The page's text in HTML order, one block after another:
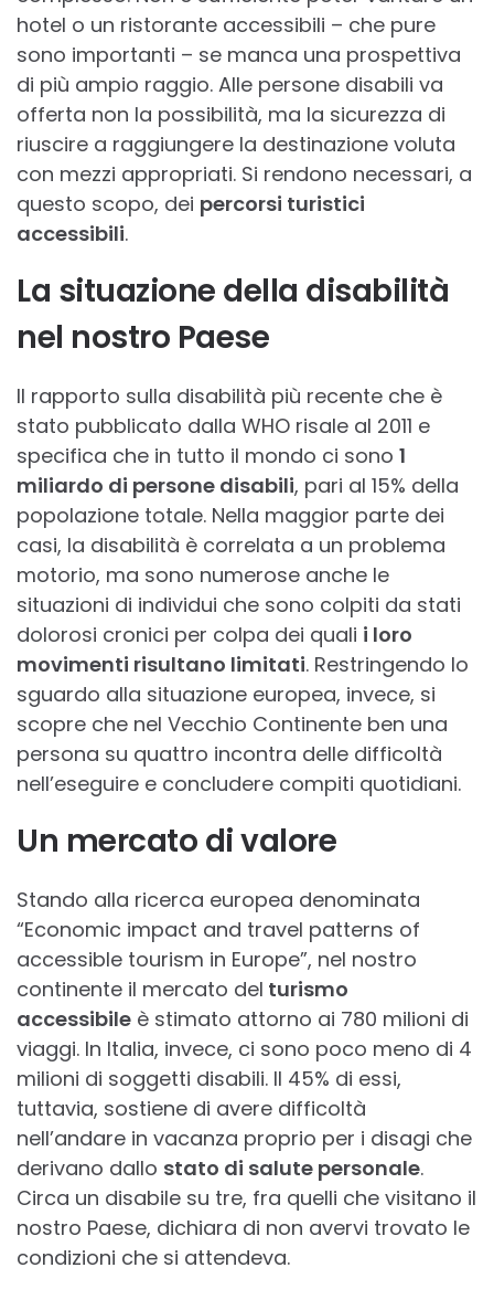
hotel o un ristorante accessibili – che pure
sono importanti – se manca una prospettiva
di più ampio raggio. Alle persone disabili va
offerta non la possibilità, ma la sicurezza di
riuscire a raggiungere la destinazione voluta
con mezzi appropriati. Si rendono necessari, a
questo scopo, dei percorsi turistici
accessibili.
La situazione della disabilità
nel nostro Paese
Il rapporto sulla disabilità più recente che è
stato pubblicato dalla WHO risale al 2011 e
specifica che in tutto il mondo ci sono 1
miliardo di persone disabili, pari al 15% della
popolazione totale. Nella maggior parte dei
casi, la disabilità è correlata a un problema
motorio, ma sono numerose anche le
situazioni di individui che sono colpiti da stati
dolorosi cronici per colpa dei quali i loro
movimenti risultano limitati. Restringendo lo
sguardo alla situazione europea, invece, si
scopre che nel Vecchio Continente ben una
persona su quattro incontra delle difficoltà
nell’eseguire e concludere compiti quotidiani.
Un mercato di valore
Stando alla ricerca europea denominata
“Economic impact and travel patterns of
accessible tourism in Europe”, nel nostro
continente il mercato del turismo
accessibile è stimato attorno ai 780 milioni di
viaggi. In Italia, invece, ci sono poco meno di 4
milioni di soggetti disabili. Il 45% di essi,
tuttavia, sostiene di avere difficoltà
nell’andare in vacanza proprio per i disagi che
derivano dallo stato di salute personale.
Circa un disabile su tre, fra quelli che visitano il
nostro Paese, dichiara di non avervi trovato le
condizioni che si attendeva.